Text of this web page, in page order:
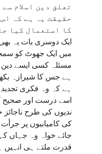
تعلق دین اسلام
حقیقت یہ ہے کہ
کا استعمال کیا
ایک دوسری بات یہ
میں ایک جھوٹ کو
مسئلہ کسی ایسے دین
ہے جس کا شیرازہ
ہے کہ وہ فکری تجدید
اسے درست اور صحیح
ندیوں کی طرح ناجائز
کی کامیابیوں پر
جائے خواہ وہ جہاں
قدرت ملتے ہی انہیں